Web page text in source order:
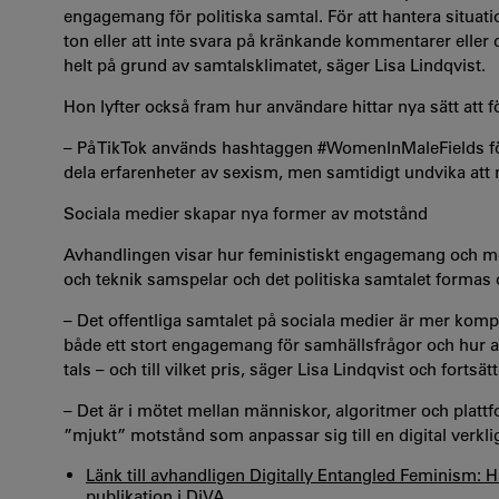
engagemang för politiska samtal. För att hantera
ton eller att inte svara på kränkande kommentarer
helt på grund av samtalsklimatet, säger Lisa Lindqvist.
Hon lyfter också fram hur användare hittar nya sätt att
– På TikTok används hashtaggen
dela erfarenheter av sexism, men samtidigt undvika att
Sociala medier skapar nya former av motstånd
Avhandlingen visar hur feministiskt engagemang och
och teknik samspelar och det politiska samtalet formas
– Det offentliga samtalet på sociala medier är mer
både ett stort engagemang för samhällsfrågor och
tals – och till vilket pris, säger Lisa Lindqvist och
– Det är i mötet mellan människor, algoritmer och
”mjukt” motstånd som anpassar sig till en digital
Länk till avhandligen Digitally Entangled Feminism: